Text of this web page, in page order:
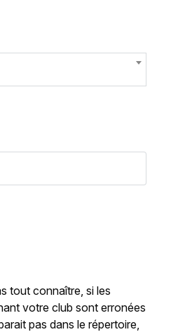
tout connaître, si les
votre club sont erronées
pas dans le répertoire,